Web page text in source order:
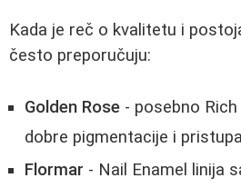
Kada je reč o kvalitetu i
često preporučuju:
Golden Rose - posebno
dobre pigmentacije i
Flormar - Nail Enamel linija